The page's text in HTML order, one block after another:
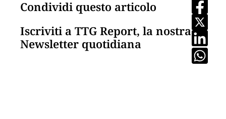
Condividi questo articolo
Iscriviti a TTG Report, la nostra
Newsletter quotidiana